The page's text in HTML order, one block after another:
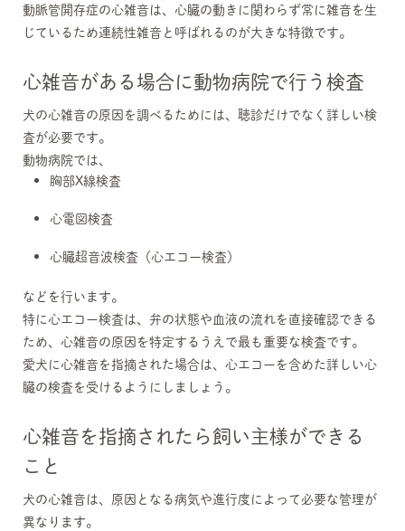
動脈管開存症の心雑音は、心臓の動きに関わらず常に雑音を生
じているため連続性雑音と呼ばれるのが大きな特徴です。
心雑音がある場合に動物病院で行う検査
犬の心雑音の原因を調べるためには、聴診だけでなく詳しい検
査が必要です。
動物病院では、
胸部X線検査
心電図検査
心臓超音波検査（心エコー検査）
などを行います。
特に心エコー検査は、弁の状態や血液の流れを直接確認できる
ため、心雑音の原因を特定するうえで最も重要な検査です。
愛犬に心雑音を指摘された場合は、心エコーを含めた詳しい心
臓の検査を受けるようにしましょう。
心雑音を指摘されたら飼い主様ができる
こと
犬の心雑音は、原因となる病気や進行度によって必要な管理が
異なります。